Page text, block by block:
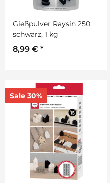
Gießpulver Raysin 250
schwarz, 1 kg
8,99 € *
Sale 30%